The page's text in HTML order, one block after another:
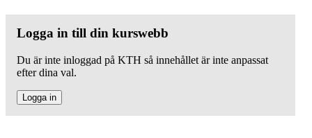
Logga in till din kurswebb
Du är inte inloggad på KTH så innehållet är inte anpassat
efter dina val.
Logga in